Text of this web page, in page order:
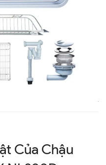
Của Chậu